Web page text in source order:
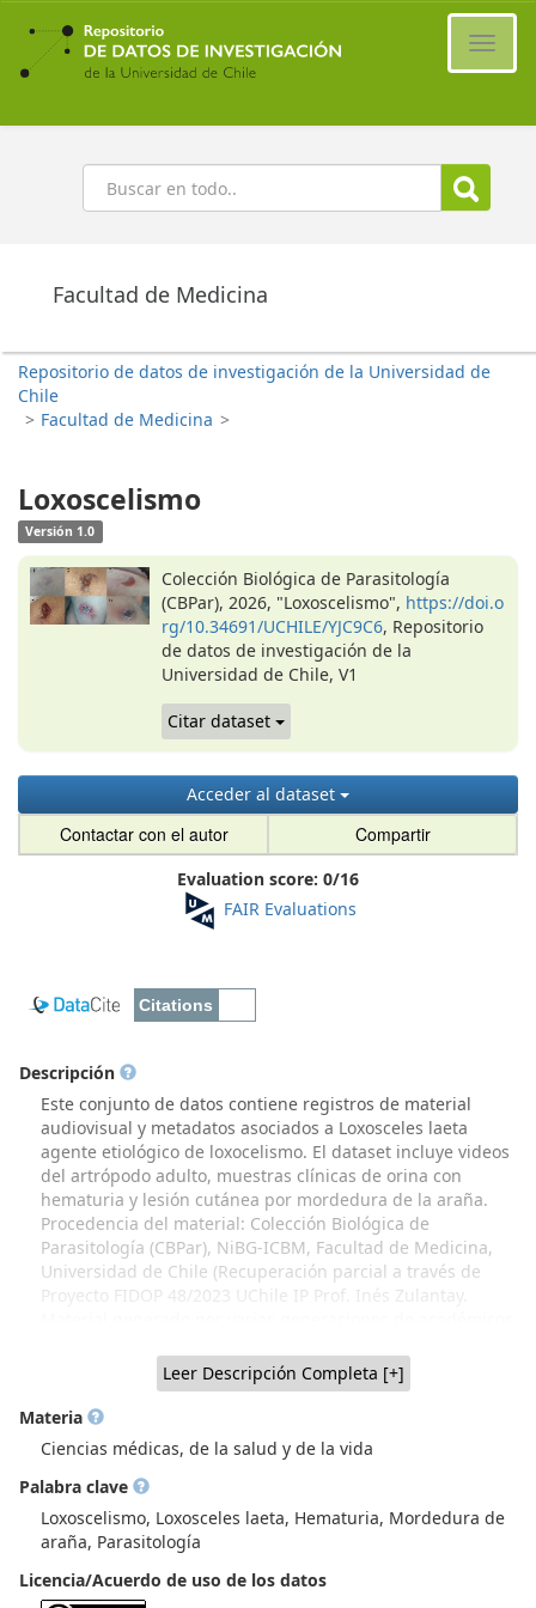
Ir
contenido
principal
Buscar
Facultad de Medicina
Repositorio de datos de investigación de la Universidad de
Chile
> Facultad de Medicina >
Loxoscelismo
Versión 1.0
Colección Biológica de Parasitología
(CBPar), 2026, "Loxoscelismo", https://doi.o
rg/10.34691/UCHILE/YJC9C6, Repositorio
de datos de investigación de la
Universidad de Chile, V1
Citar dataset
Acceder al dataset
Contactar con el autor Compartir
Evaluation score: 0/16
FAIR Evaluations
Descripción
Este conjunto de datos contiene registros de material
audiovisual y metadatos asociados a Loxosceles laeta
agente etiológico de loxocelismo. El dataset incluye videos
del artrópodo adulto, muestras clínicas de orina con
hematuria y lesión cutánea por mordedura de la araña.
Procedencia del material: Colección Biológica de
Parasitología (CBPar), NiBG-ICBM, Facultad de Medicina,
Universidad de Chile (Recuperación parcial a través de
Proyecto FIDOP 48/2023 UChile IP Prof. Inés Zulantay.
colaboradores y, material procedente de Sede Sur, Dr.
Werner Apt y colaboradores, que incluye donaciones de
parasitólogos extranjeros). El fragmento de video de
ejemplar adulto de Loxosceles laeta vivo, capturado en
vivienda urbana de la ciudad de Ovalle, fue cedido por Ana
Zulantay y, el fragmento de video en que se observan
muestras de orina seriada, correspondiente a caso clínico
de loxoscelismo cutáneo-visceral, fue cedido por el Dr.
Werner Apt (Unidad de Parasitología, Sede Sur Facultad de
Medicina). Las imágenes del caso de loxoscelismo cutáneo
Leer Descripción Completa [+]
Materia
Ciencias médicas, de la salud y de la vida
Palabra clave
Loxoscelismo, Loxosceles laeta, Hematuria, Mordedura de
araña, Parasitología
Licencia/Acuerdo de uso de los datos